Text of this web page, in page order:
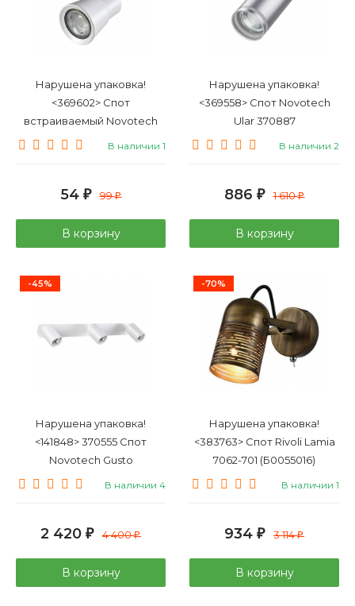
Нарушена упаковка!
<369602> Спот
встраиваемый Novotech
Molo 370931
В наличии 1
54 ₽ 99₽
В корзину
Нарушена упаковка!
<369558> Спот Novotech
Ular 370887
В наличии 2
886 ₽ 1 610₽
В корзину
-45%
Нарушена упаковка!
<141848> 370555 Спот
Novotech Gusto
В наличии 4
2 420 ₽ 4 400₽
В корзину
-70%
Нарушена упаковка!
<383763> Спот Rivoli Lamia
7062-701 (Б0055016)
В наличии 1
934 ₽ 3 114₽
В корзину